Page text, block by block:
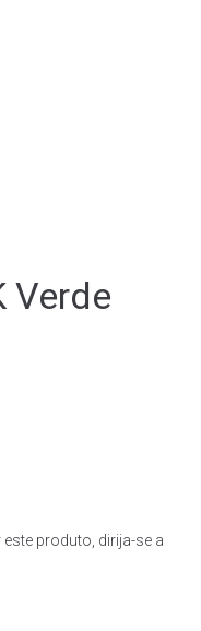
Verde
produto, dirija-se a